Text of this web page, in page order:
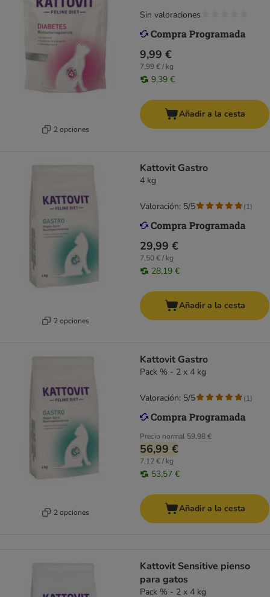
2 opciones
9,99 €
7,99 € / kg
9,39 €
Sin valoraciones
Añadir a la cesta
2 opciones
Kattovit Gastro
4 kg
29,99 €
7,50 € / kg
28,19 €
Valoración: 5/5 (1)
Añadir a la cesta
2 opciones
Kattovit Gastro
Pack % - 2 x 4 kg
Precio normal 59,98 €
56,99 €
7,12 € / kg
53,57 €
Valoración: 5/5 (1)
Añadir a la cesta
Kattovit Sensitive pienso
para gatos
Pack % - 2 x 4 kg